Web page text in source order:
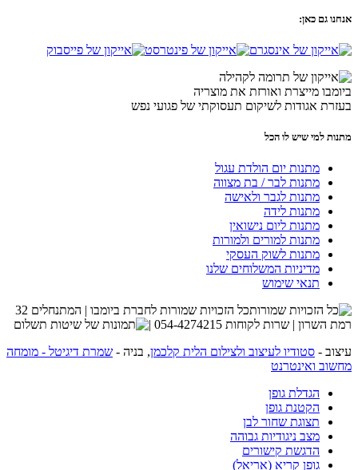
אנחנו גם כאן:
ביומבו מייצרת ואורזת את מוצריה
בעזרת אגודות לשיקום תעסוקתי של פגועי נפש
מתנות למי שיש לו הכל
מתנות יום הולדת עגול
מתנות לבר / בת מצווה
מתנות לגבר ולאישה
מתנות לידה
מתנות ליום נישואין
מתנות למורים ולמורות
מתנות לשוק העסקי
מדיניות המשלוחים שלנו
תנאי שימוש
כל הזכויות שמורות לחברת ביומבו | המתנחלים 32
רמת השרון | שרות לקוחות 054-4274215 |
עיצוב - סטודיו לעיצוב ולצילום הלית קלכמן, בניה - שמרת דיגיטל - מומחה
מחשוב ואינטרנט
הגדלת גופן
הקטנת גופן
תצוגת שחור לבן
מצב ניגודיות גבוהה
הדגשת קישורים
גופן קריא (אריאל)